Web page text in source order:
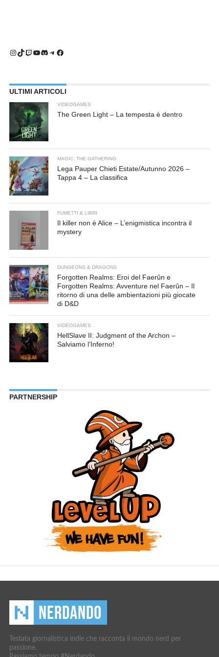
Instagram
TikTok
Twitch
YouTube
Discord
Telegram
Facebook
ULTIMI ARTICOLI
VIDEOGAMES
The Green Light – La tempesta è dentro
MAGIC: THE GATHERING
Lega Pauper Chieti Estate/Autunno 2026 –
Tappa 4 – La classifica
FUMETTI & LIBRI
Il killer non è Alice – L’enigmistica incontra il
mystery
DUNGEONS & DRAGONS
Forgotten Realms: Eroi del Faerûn e
Forgotten Realms: Avventure nel Faerûn – Il
ritorno di una delle ambientazioni più giocate
di D&D
VIDEOGAMES
HellSlave II: Judgment of the Archon –
Salviamo l’Inferno!
PARTNERSHIP
Testata giornalistica indie che racconta il mondo nerd per
passione.